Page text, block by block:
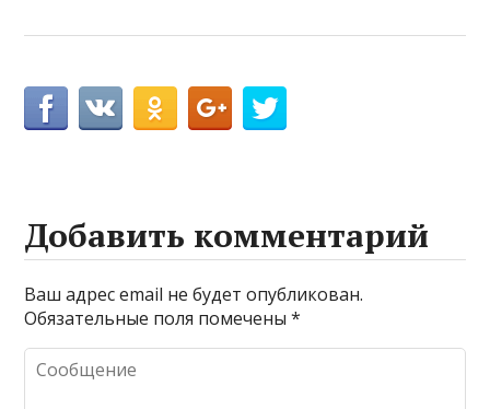
Добавить комментарий
Ваш адрес email не будет опубликован.
Обязательные поля помечены*